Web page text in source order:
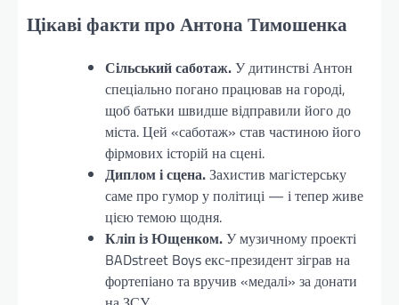
Цікаві факти про Антона Тимошенка
Сільський саботаж.У дитинстві Антон
спеціально погано працював на городі,
щоб батьки швидше відправили його до
міста. Цей «саботаж» став частиною його
фірмових історій на сцені.
Диплом і сцена.Захистив магістерську
саме про гумор у політиці — і тепер живе
цією темою щодня.
Кліп із Ющенком.У музичному проекті
BADstreet Boys екс-президент зіграв на
фортепіано та вручив «медалі» за донати